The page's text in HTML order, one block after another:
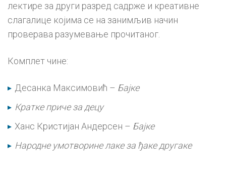
лектире за други разред садрже и креативне
слагалице којима се на занимљив начин
проверава разумевање прочитаног.
Комплет чине:
Десанка Максимовић – Бајке
Кратке приче за децу
Ханс Кристијан Андерсен – Бајке
Народне умотворине лаке за ђаке другаке